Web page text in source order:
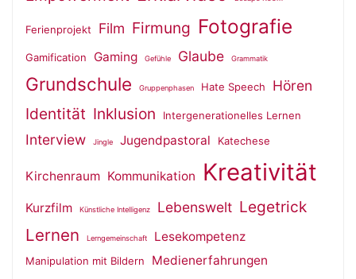
Ferienprojekt Film Firmung Fotografie
Gamification Gaming Gefühle Glaube Grammatik
Grundschule Gruppenphasen Hate Speech Hören
Identität Inklusion Intergenerationelles Lernen
Interview Jingle Jugendpastoral Katechese
Kirchenraum Kommunikation Kreativität
Kurzfilm Künstliche Intelligenz Lebenswelt Legetrick
Lernen Lerngemeinschaft Lesekompetenz
Manipulation mit Bildern Medienerfahrungen